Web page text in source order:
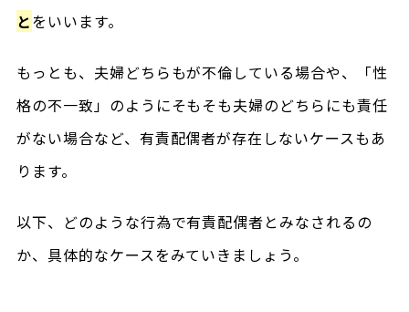
とをいいます。
もっとも、夫婦どちらもが不倫している場合や、「性
格の不一致」のようにそもそも夫婦のどちらにも責任
がない場合など、有責配偶者が存在しないケースもあ
ります。
以下、どのような行為で有責配偶者とみなされるの
か、具体的なケースをみていきましょう。